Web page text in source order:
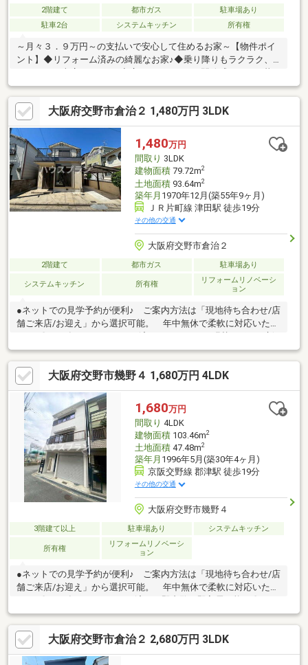
2階建て 都市ガス
駐車場あり
駐車2台
システムキッチン 所有権
～月々３．９万円～の支払いで安心して住めるお家～【物件ポイ
ント】◆リフォーム済みの綺麗なお家♪◆乗り降りもラクラク、
ゆとりある車庫スペース♪◆広々バルコニーで開放感あふれる暮
らし♪◆陽当たり・通風良好で住みやすいお家♪ 【周辺環境】・
スーパー 徒歩９分♪・コンビニ 徒歩８分♪・ドラッグストア
徒歩６分♪・商業施設近くで買い物便利な立地♪ ◇スーモに掲載
されていない物件情報も多数有！地域密着の担当スタッフにお気
軽にご相談下さい！◇当社の営業スタッフは住宅ローンアドバイ
ザーの資格があり、お客様に合わせた資金計画をご提案致しま
す！ご安心下さい！
大阪府交野市倉治２ 1,480万円 3LDK
1,480万円
間取り 3LDK
建物面積79.72m2
土地面積93.64m2
築年月 1970年12月(築55年9ヶ月)
ＪＲ片町線 津田駅 徒歩19分
その他の交通
大阪府交野市倉治２
2階建て 都市ガス 駐車場あり
システムキッチン 所有権
リフォームリノベーシ
ョン
●ネットでの見学予約が便利♪ ご案内方法は「現地待ち合わせ/店
舗ご来店/お迎え」から選択可能。 年中無休で柔軟に対応いたし
調、ハウスクリーニング、 ウッドデッキ一部新設 など〇ゆと
りあるバルコニー●駐車場完備でお車でのご来店も安心●キッズス
ペース完備●Google口コミにて高評価を頂いております♪●住宅ロ
ーンのご相談が増加傾向にあります。 不安や疑問を一緒に解決
していきましょう！他社・他サイトの掲載物件もまとめてご見
学・ご提案可能です♪ぜひご相談ください(^^)
大阪府交野市幾野４ 1,680万円 4LDK
1,680万円
間取り 4LDK
建物面積103.46m2
土地面積47.48m2
築年月 1996年5月(築30年4ヶ月)
京阪交野線 郡津駅 徒歩19分
その他の交通
大阪府交野市幾野４
3階建て以上 駐車場あり システムキッチン
所有権
リフォームリノベーシ
ョン
●ネットでの見学予約が便利♪ ご案内方法は「現地待ち合わせ/店
舗ご来店/お迎え」から選択可能。 年中無休で柔軟に対応いたし
テムキッチン新調〇照明器具新調〇東幾野ちびっこ広場 徒歩5分
●駐車場完備でお車でのご来店も安心●キッズスペース完備
●Google口コミにて高評価を頂いております♪●住宅ローンのご相
談が増加傾向にあります。 不安や疑問を一緒に解決していきま
大阪府交野市倉治２ 2,680万円 3LDK